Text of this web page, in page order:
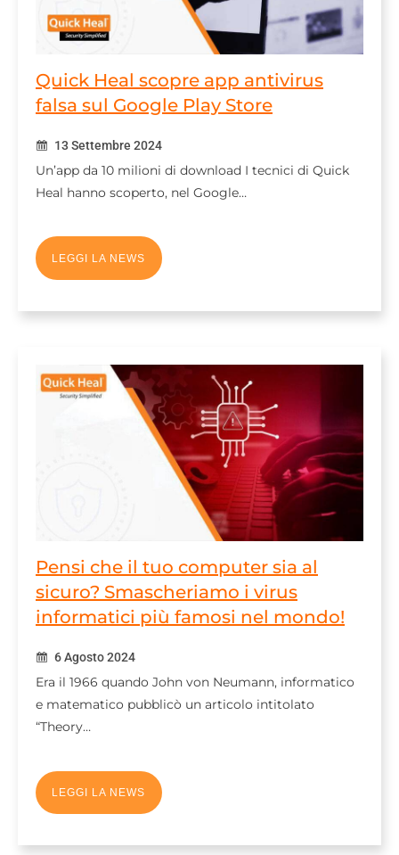
Quick Heal scopre app antivirus
falsa sul Google Play Store
13 Settembre 2024
Un’app da 10 milioni di download I tecnici di Quick
Heal hanno scoperto, nel Google…
LEGGI LA NEWS
Pensi che il tuo computer sia al
sicuro? Smascheriamo i virus
informatici più famosi nel mondo!
6 Agosto 2024
Era il 1966 quando John von Neumann, informatico
e matematico pubblicò un articolo intitolato
“Theory…
LEGGI LA NEWS